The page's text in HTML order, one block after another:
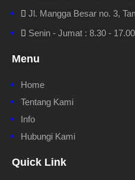
Jl. Mangga Besar no. 3,
Senin - Jumat : 8.30 -
Menu
Home
Tentang Kami
Info
Hubungi Kami
Quick Link